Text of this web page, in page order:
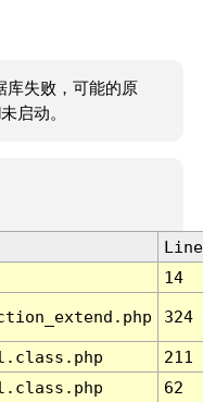
库失败，可能的原
启动。
Line
14
324
211
62